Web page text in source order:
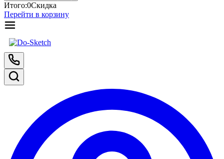
Итого:0Скидка
Перейти в корзину